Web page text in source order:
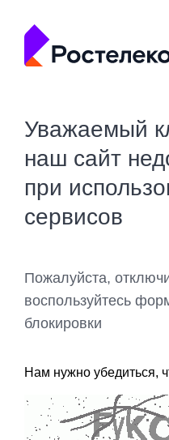
Уважаемый
наш сайт
при
сервисов
Пожалуйста,
воспользуйтесь
блокировки
Нам нужно убедиться,